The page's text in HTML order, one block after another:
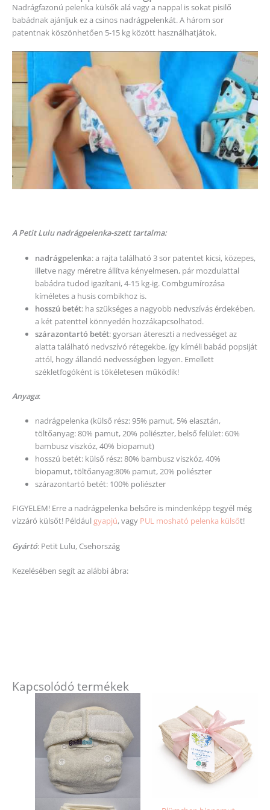
Nadrágfazonú pelenka külsők alá vagy a nappal is sokat pisilő
babádnak ajánljuk ez a csinos nadrágpelenkát. A három sor
patentnak köszönhetően 5-15 kg között használhatjátok.
A Petit Lulu nadrágpelenka-szett tartalma:
nadrágpelenka: a rajta található 3 sor patentet kicsi, közepes,
illetve nagy méretre állítva kényelmesen, pár mozdulattal
babádra tudod igazítani, 4-15 kg-ig. Combgumírozása
kíméletes a husis combikhoz is.
hosszú betét: ha szükséges a nagyobb nedvszívás érdekében,
a két patenttel könnyedén hozzákapcsolhatod.
szárazontartó betét: gyorsan átereszti a nedvességet az
alatta található nedvszívó rétegekbe, így kíméli babád popsiját
attól, hogy állandó nedvességben legyen. Emellett
székletfogóként is tökéletesen működik!
Anyaga:
nadrágpelenka (külső rész: 95% pamut, 5% elasztán,
töltőanyag: 80% pamut, 20% poliészter, belső felület: 60%
bambusz viszkóz, 40% biopamut)
hosszú betét: külső rész: 80% bambusz viszkóz, 40%
biopamut, töltőanyag:80% pamut, 20% poliészter
szárazontartó betét: 100% poliészter
FIGYELEM! Erre a nadrágpelenka belsőre is mindenképp tegyél még
vízzáró külsőt! Például gyapjú, vagy PUL mosható pelenka külsőt!
Gyártó: Petit Lulu, Csehország
Kezelésében segít az alábbi ábra:
Kapcsolódó termékek